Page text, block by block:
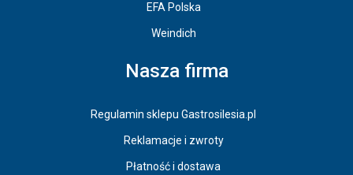
EFA Polska
Weindich
Nasza firma
Regulamin sklepu Gastrosilesia.pl
Reklamacje i zwroty
Płatność i dostawa